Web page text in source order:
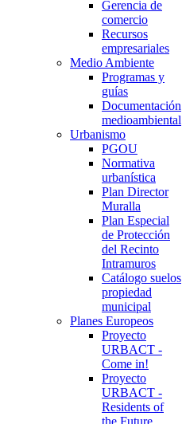
Gerencia de
comercio
Recursos
empresariales
Medio Ambiente
Programas y
guías
Documentación
medioambiental
Urbanismo
PGOU
Normativa
urbanística
Plan Director
Muralla
Plan Especial
de Protección
del Recinto
Intramuros
Catálogo suelos
propiedad
municipal
Planes Europeos
Proyecto
URBACT -
Come in!
Proyecto
URBACT -
Residents of
the Future